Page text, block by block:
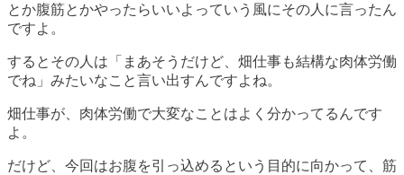
とか腹筋とかやったらいいよっていう風にその人に言ったん
ですよ。
するとその人は「まあそうだけど、畑仕事も結構な肉体労働
でね」みたいなこと言い出すんですよね。
畑仕事が、肉体労働で大変なことはよく分かってるんです
よ。
だけど、今回はお腹を引っ込めるという目的に向かって、筋